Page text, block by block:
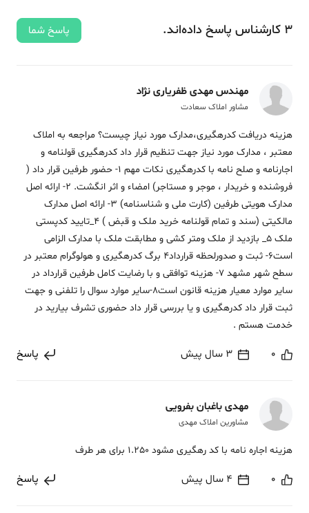
3 کارشناس پاسخ داده‌اند. پاسخ شما
مهندس مهدی ظفریاری نژاد
مشاور املاک سعادت
هزینه دریافت کدرهگیری،مدارک مورد نیاز چیست؟ مراجعه به املاک
معتبر ، مدارک مورد نیاز جهت تنظیم قرار داد کدرهگیری قولنامه و
اجارنامه و صلح نامه با کدرهگیری نکات مهم 1- حضور طرفین قرار داد (
فروشنده و خریدار ، موجر و مستاجر) امضاء و اثر انگشت. 2- ارائه اصل
مدارک هویتی طرفین (کارت ملی و شناسنامه) 3- ارائه اصل مدارک
مالکیتی (سند و تمام قولنامه خرید ملک و قبض ) 4_تایید کدپستی
ملک 5_ بازدید از ملک ومتر کشی و مطابقت ملک با مدارک الزامی
است6- ثبت و صدورلحظه قرارداد4 برگ کدرهگیری و هولوگرام معتبر در
سطح شهر مشهد 7- هزینه توافقی و با رضایت کامل طرفین قرارداد در
سایر موارد معیار هزینه قانون است8-سایر موارد سوال را تلفنی و جهت
ثبت قرار داد کدرهگیری و یا بررسی قرار داد حضوری تشرف بیارید در
خدمت هستم .
0 3 سال پیش پاسخ
مهدی باغبان بفرویی
مشاورین املاک مهدی
هزینه اجاره نامه با کد رهگیری مشود 1.250 برای هر طرف
0 4 سال پیش پاسخ